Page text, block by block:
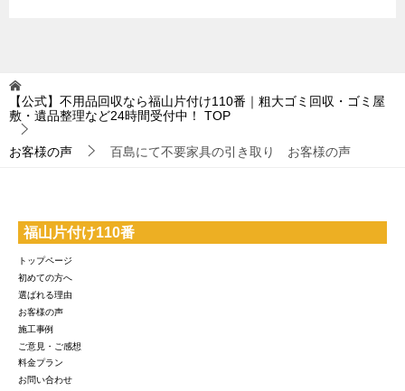
【公式】不用品回収なら福山片付け110番｜粗大ゴミ回収・ゴミ屋
敷・遺品整理など24時間受付中！
TOP
お客様の声 百島にて不要家具の引き取り お客様の声
福山片付け110番
トップページ
初めての方へ
選ばれる理由
お客様の声
施工事例
ご意見・ご感想
料金プラン
お問い合わせ